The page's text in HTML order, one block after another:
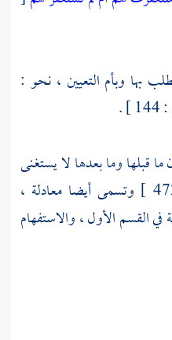
بها وبأم التعيين ، نحو :
.
قبلها وما بعدها لا يستغنى
وتسمى أيضا معادلة ،
في القسم الأول ، والاستفهام